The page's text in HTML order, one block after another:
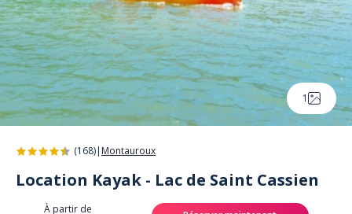
1
(168)| Montauroux
Location Kayak - Lac de Saint Cassien
À partir de